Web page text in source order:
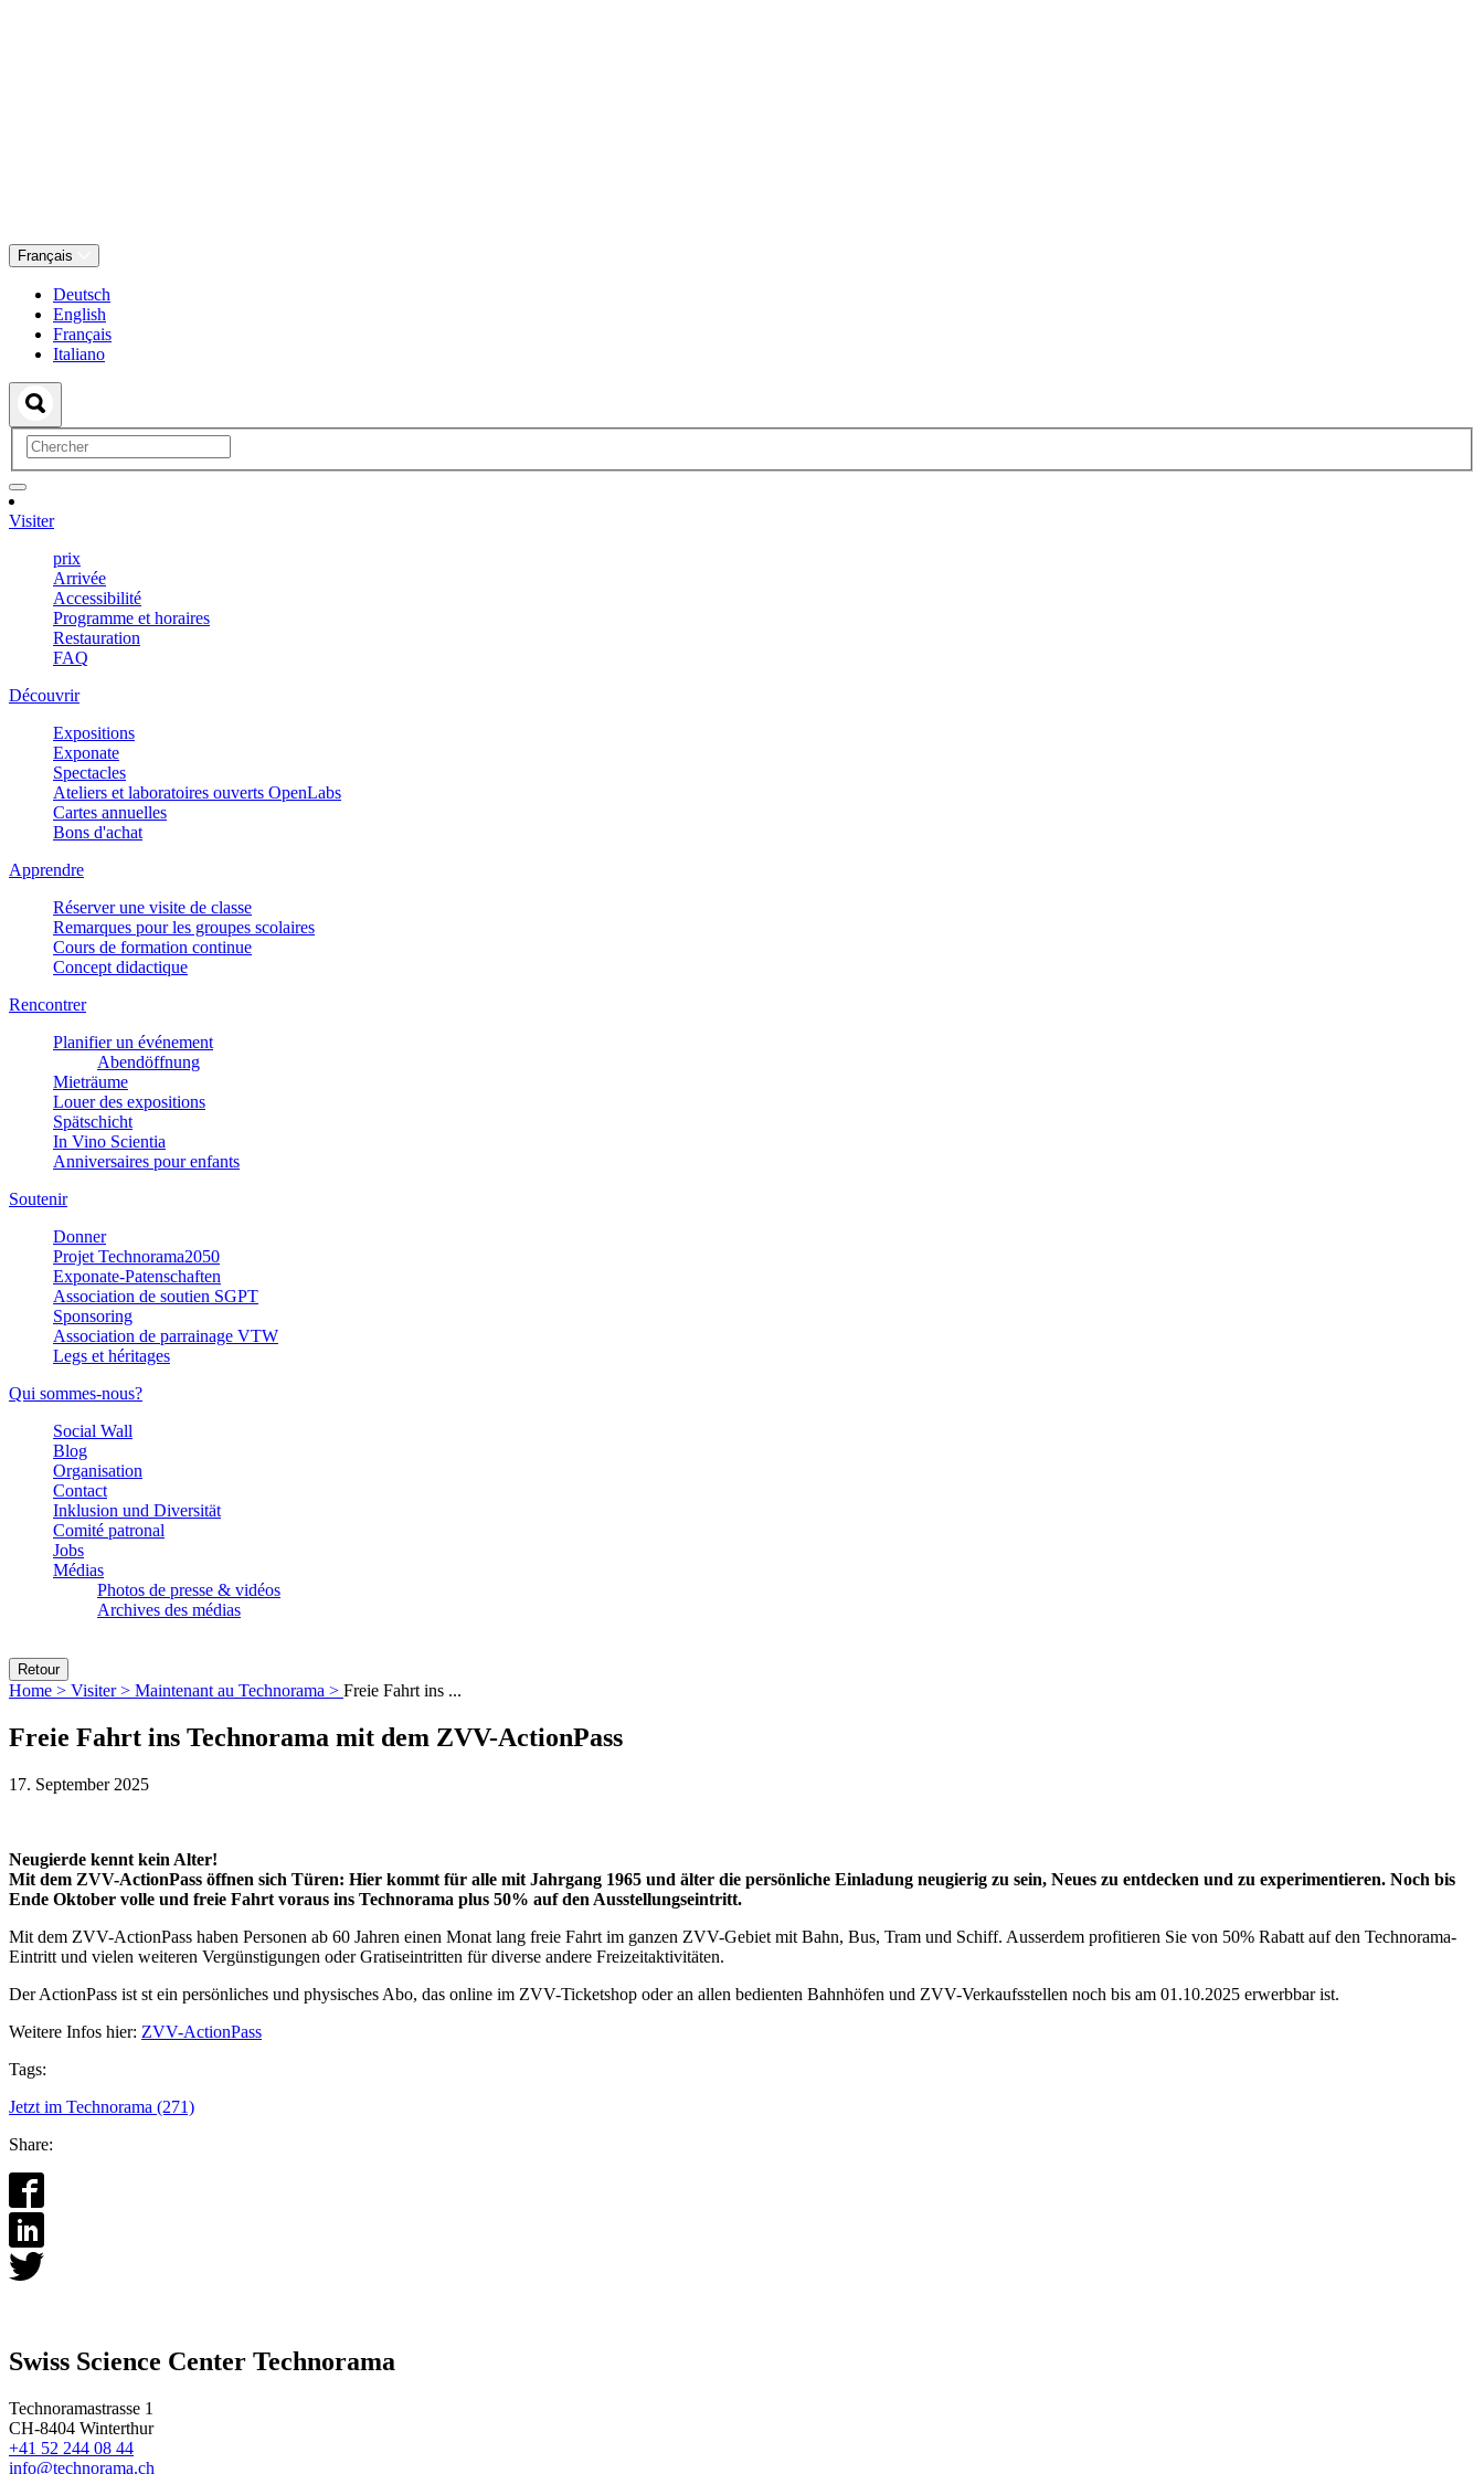
Français
Deutsch
English
Français
Italiano
Visiter
prix
Arrivée
Accessibilité
Programme et horaires
Restauration
FAQ
Découvrir
Expositions
Exponate
Spectacles
Ateliers et laboratoires ouverts OpenLabs
Cartes annuelles
Bons d'achat
Apprendre
Réserver une visite de classe
Remarques pour les groupes scolaires
Cours de formation continue
Concept didactique
Rencontrer
Planifier un événement
Abendöffnung
Mieträume
Louer des expositions
Spätschicht
In Vino Scientia
Anniversaires pour enfants
Soutenir
Donner
Projet Technorama2050
Exponate-Patenschaften
Association de soutien SGPT
Sponsoring
Association de parrainage VTW
Legs et héritages
Qui sommes-nous?
Social Wall
Blog
Organisation
Contact
Inklusion und Diversität
Comité patronal
Jobs
Médias
Photos de presse & vidéos
Archives des médias
Retour
Home > Visiter > Maintenant au Technorama > Freie Fahrt ins ...
Freie Fahrt ins Technorama mit dem ZVV-ActionPass
17. September 2025
Neugierde kennt kein Alter!
Mit dem ZVV-ActionPass öffnen sich Türen: Hier kommt für alle mit Jahrgang 1965 und älter die persönliche Einladung neugierig zu sein, Neues zu entdecken und zu experimentieren. Noch bis
Ende Oktober volle und freie Fahrt voraus ins Technorama plus 50% auf den Ausstellungseintritt.
Mit dem ZVV-ActionPass haben Personen ab 60 Jahren einen Monat lang freie Fahrt im ganzen ZVV-Gebiet mit Bahn, Bus, Tram und Schiff. Ausserdem profitieren Sie von 50% Rabatt auf den Technorama-
Eintritt und vielen weiteren Vergünstigungen oder Gratiseintritten für diverse andere Freizeitaktivitäten.
Der ActionPass ist st ein persönliches und physisches Abo, das online im ZVV-Ticketshop oder an allen bedienten Bahnhöfen und ZVV-Verkaufsstellen noch bis am 01.10.2025 erwerbbar ist.
Weitere Infos hier: ZVV-ActionPass
Tags:
Jetzt im Technorama (271)
Share:
Swiss Science Center Technorama
Technoramastrasse 1
CH-8404 Winterthur
+41 52 244 08 44
info@technorama.ch